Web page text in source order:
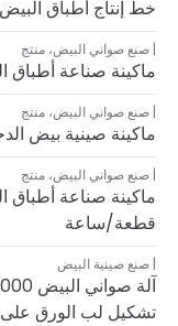
خط إنتاج أطباق البيض
صنع صواني البيض، منتج
ماكينة صناعة أطباق البيض
صنع صواني البيض، منتج
ماكينة صينية بيض الدجاج بقدرة
صنع صواني البيض، منتج
قطعة/ساعة
صنع صينية البيض
تشكيل لب الورق